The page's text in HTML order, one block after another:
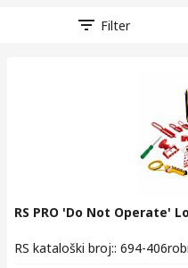
Filter
RS PRO 'Do Not Operate'
RS kataloški broj:: 694-406